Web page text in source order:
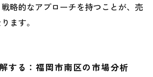
略的なアプローチを持つことが、売
ます。
する：福岡市南区の市場分析